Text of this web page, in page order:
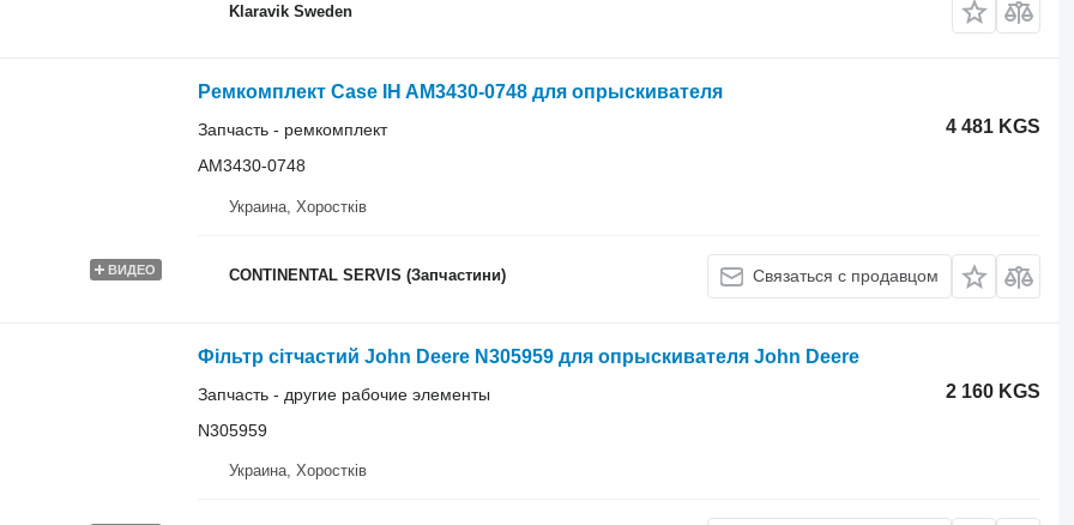
Klaravik Sweden
ВИДЕО
Ремкомплект Case IH AM3430-0748 для опрыскивателя
4 481 KGS
Запчасть - ремкомплект
AM3430-0748
Украина, Хоростків
CONTINENTAL SERVIS (Запчастини) Связаться с продавцом
Фільтр сітчастий John Deere N305959 для опрыскивателя John Deere
2 160 KGS
Запчасть - другие рабочие элементы
N305959
Украина, Хоростків